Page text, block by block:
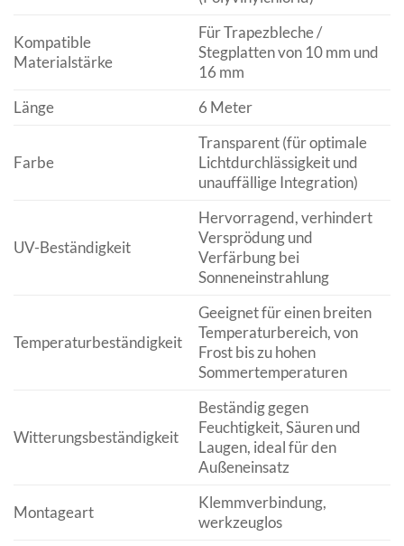
Kompatible
Materialstärke
Für Trapezbleche /
Stegplatten von 10 mm und
16 mm
Länge
6 Meter
Farbe
Transparent (für optimale
Lichtdurchlässigkeit und
unauffällige Integration)
UV-Beständigkeit
Hervorragend, verhindert
Versprödung und
Verfärbung bei
Sonneneinstrahlung
Temperaturbeständigkeit
Geeignet für einen breiten
Temperaturbereich, von
Frost bis zu hohen
Sommertemperaturen
Witterungsbeständigkeit
Beständig gegen
Feuchtigkeit, Säuren und
Laugen, ideal für den
Außeneinsatz
Montageart
Klemmverbindung,
werkzeuglos